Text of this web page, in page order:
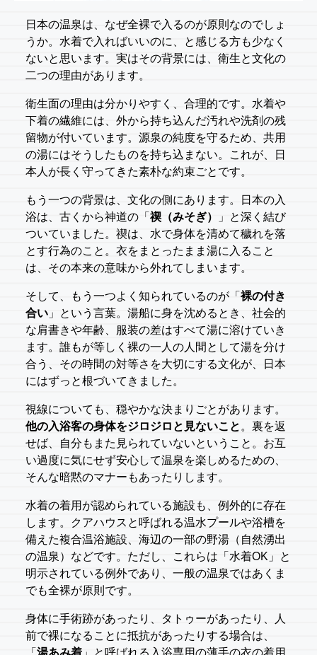
日本の温泉は、なぜ全裸で入るのが原則なのでしょ
うか。水着で入ればいいのに、と感じる方も少なく
ないと思います。実はその背景には、衛生と文化の
二つの理由があります。
衛生面の理由は分かりやすく、合理的です。水着や
下着の繊維には、外から持ち込んだ汚れや洗剤の残
留物が付いています。源泉の純度を守るため、共用
の湯にはそうしたものを持ち込まない。これが、日
本人が長く守ってきた素朴な約束ごとです。
もう一つの背景は、文化の側にあります。日本の入
浴は、古くから神道の「 禊（みそぎ）
」と深く結び
ついていました。禊は、水で身体を清めて穢れを落
とす行為のこと。衣をまとったまま湯に入ること
は、その本来の意味から外れてしまいます。
そして、もう一つよく知られているのが「 裸の付き
合い 」という言葉。湯船に身を沈めるとき、社会的
な肩書きや年齢、服装の差はすべて湯に溶けていき
ます。誰もが等しく裸の一人の人間として湯を分け
合う、その時間の対等さを大切にする文化が、日本
にはずっと根づいてきました。
視線についても、穏やかな決まりごとがあります。
他の入浴客の身体をジロジロと見ないこと 。裏を返
せば、自分もまた見られていないということ。お互
い過度に気にせず安心して温泉を楽しめるための、
そんな暗黙のマナーもあったりします。
水着の着用が認められている施設も、例外的に存在
します。クアハウスと呼ばれる温水プールや浴槽を
備えた複合温浴施設、海辺の一部の野湯（自然湧出
の温泉）などです。ただし、これらは「水着OK」と
明示されている例外であり、一般の温泉ではあくま
でも全裸が原則です。
身体に手術跡があったり、タトゥーがあったり、人
前で裸になることに抵抗があったりする場合は、